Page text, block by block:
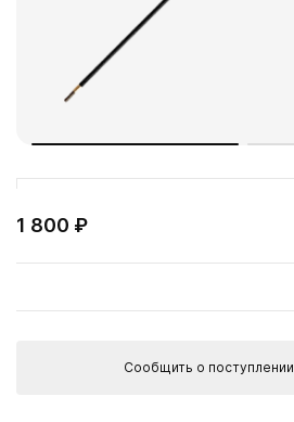
1 800 ₽
Сообщить о поступлении